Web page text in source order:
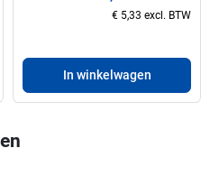
€ 5,33 excl. BTW
In winkelwagen